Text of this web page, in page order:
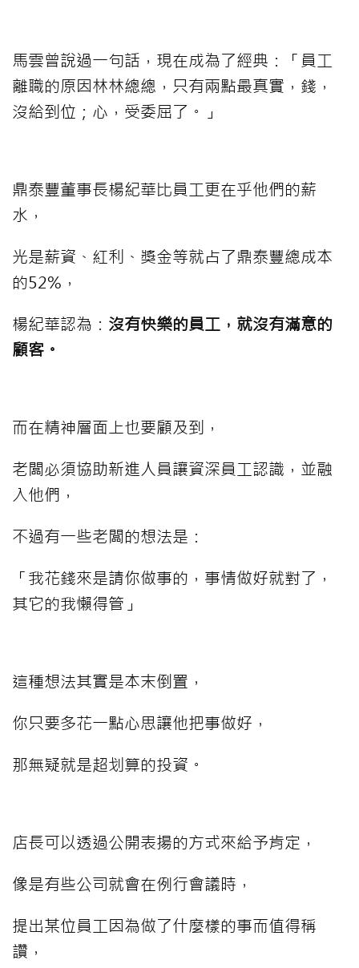
馬雲曾說過一句話，現在成為了經典：「員工
離職的原因林林總總，只有兩點最真實，錢，
沒給到位；心，受委屈了。」
鼎泰豐董事長楊紀華比員工更在乎他們的薪
水，
光是薪資、紅利、獎金等就占了鼎泰豐總成本
的52%，
楊紀華認為： 沒有快樂的員工，就沒有滿意的
顧客。
而在精神層面上也要顧及到，
老闆必須協助新進人員讓資深員工認識，並融
入他們，
不過有一些老闆的想法是：
「我花錢來是請你做事的，事情做好就對了，
其它的我懶得管」
這種想法其實是本末倒置，
你只要多花一點心思讓他把事做好，
那無疑就是超划算的投資。
店長可以透過公開表揚的方式來給予肯定，
像是有些公司就會在例行會議時，
提出某位員工因為做了什麼樣的事而值得稱
讚，